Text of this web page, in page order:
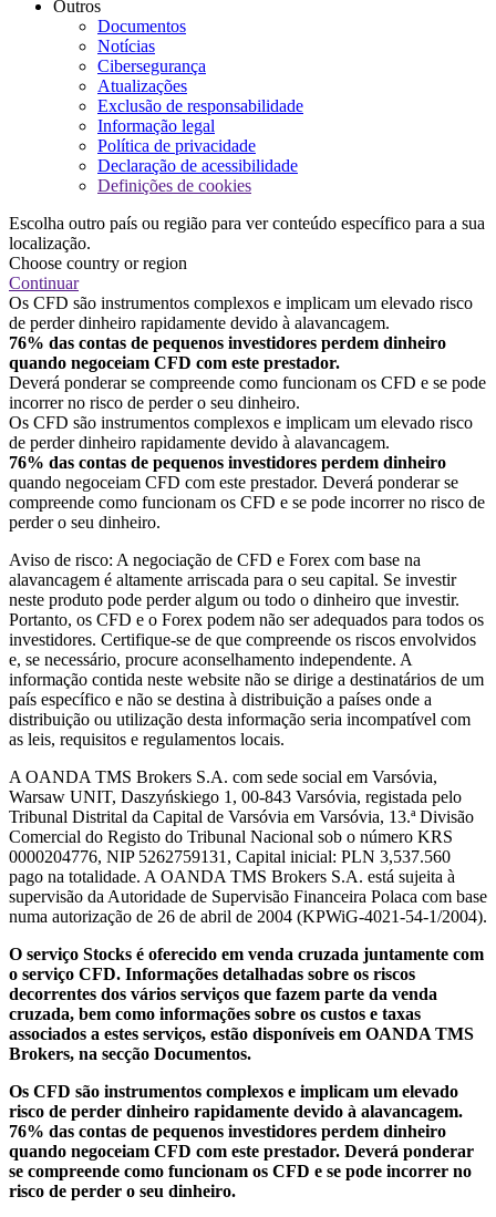
Outros
Documentos
Notícias
Cibersegurança
Atualizações
Exclusão de responsabilidade
Informação legal
Política de privacidade
Declaração de acessibilidade
Definições de cookies
Escolha outro país ou região para ver conteúdo específico para a sua
localização.
Choose country or region
Continuar
Os CFD são instrumentos complexos e implicam um elevado risco
de perder dinheiro rapidamente devido à alavancagem.
76% das contas de pequenos investidores perdem dinheiro
quando negoceiam CFD com este prestador.
Deverá ponderar se compreende como funcionam os CFD e se pode
incorrer no risco de perder o seu dinheiro.
Os CFD são instrumentos complexos e implicam um elevado risco
de perder dinheiro rapidamente devido à alavancagem.
76% das contas de pequenos investidores perdem dinheiro
quando negoceiam CFD com este prestador. Deverá ponderar se
compreende como funcionam os CFD e se pode incorrer no risco de
perder o seu dinheiro.
Aviso de risco: A negociação de CFD e Forex com base na
alavancagem é altamente arriscada para o seu capital. Se investir
neste produto pode perder algum ou todo o dinheiro que investir.
Portanto, os CFD e o Forex podem não ser adequados para todos os
investidores. Certifique-se de que compreende os riscos envolvidos
e, se necessário, procure aconselhamento independente. A
informação contida neste website não se dirige a destinatários de um
país específico e não se destina à distribuição a países onde a
distribuição ou utilização desta informação seria incompatível com
as leis, requisitos e regulamentos locais.
A OANDA TMS Brokers S.A. com sede social em Varsóvia,
Warsaw UNIT, Daszyńskiego 1, 00-843 Varsóvia, registada pelo
Tribunal Distrital da Capital de Varsóvia em Varsóvia, 13.ª Divisão
Comercial do Registo do Tribunal Nacional sob o número KRS
0000204776, NIP 5262759131, Capital inicial: PLN 3,537.560
pago na totalidade. A OANDA TMS Brokers S.A. está sujeita à
supervisão da Autoridade de Supervisão Financeira Polaca com base
numa autorização de 26 de abril de 2004 (KPWiG-4021-54-1/2004).
O serviço Stocks é oferecido em venda cruzada juntamente com
o serviço CFD. Informações detalhadas sobre os riscos
decorrentes dos vários serviços que fazem parte da venda
cruzada, bem como informações sobre os custos e taxas
associados a estes serviços, estão disponíveis em OANDA TMS
Brokers, na secção Documentos.
Os CFD são instrumentos complexos e implicam um elevado
risco de perder dinheiro rapidamente devido à alavancagem.
76% das contas de pequenos investidores perdem dinheiro
quando negoceiam CFD com este prestador. Deverá ponderar
se compreende como funcionam os CFD e se pode incorrer no
risco de perder o seu dinheiro.